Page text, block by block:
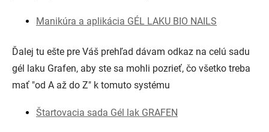
Manikúra a aplikácia GÉL LAKU BIO NAILS
Ďalej tu ešte pre Váš prehľad dávam odkaz na celú sadu
gél laku Grafen, aby ste sa mohli pozrieť, čo všetko treba
mať "od A až do Z" k tomuto systému
Štartovacia sada Gél lak GRAFEN